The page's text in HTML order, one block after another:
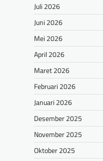
Juli 2026
Juni 2026
Mei 2026
April 2026
Maret 2026
Februari 2026
Januari 2026
Desember 2025
November 2025
Oktober 2025